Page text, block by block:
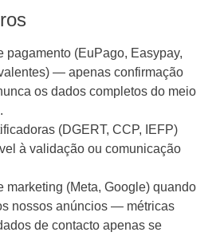
pagamento (EuPago, Easypay,
— apenas confirmação
os dados completos do meio
(DGERT, CCP, IEFP)
à validação ou comunicação
marketing (Meta, Google) quando
nossos anúncios — métricas
de contacto apenas se